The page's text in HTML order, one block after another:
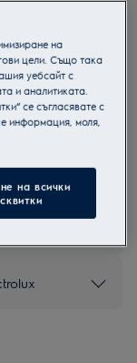
за
988 са
потребителя.
на
цели. Също така
уебсайт с
и аналитиката.
се съгласявате с
информация, моля,
на всички